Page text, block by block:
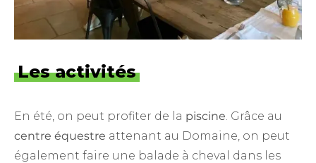
Les activités
En été, on peut profiter de la piscine. Grâce au
centre équestre attenant au Domaine, on peut
également faire une balade à cheval dans les